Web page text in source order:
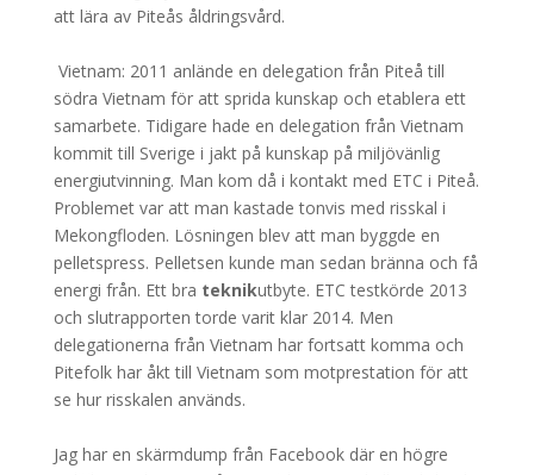
att lära av Piteås åldringsvård.
Vietnam: 2011 anlände en delegation från Piteå till
södra Vietnam för att sprida kunskap och etablera ett
samarbete. Tidigare hade en delegation från Vietnam
kommit till Sverige i jakt på kunskap på miljövänlig
energiutvinning. Man kom då i kontakt med ETC i Piteå.
Problemet var att man kastade tonvis med risskal i
Mekongfloden. Lösningen blev att man byggde en
pelletspress. Pelletsen kunde man sedan bränna och få
energi från. Ett bra teknikutbyte. ETC testkörde 2013
och slutrapporten torde varit klar 2014. Men
delegationerna från Vietnam har fortsatt komma och
Pitefolk har åkt till Vietnam som motprestation för att
se hur risskalen används.
Jag har en skärmdump från Facebook där en högre